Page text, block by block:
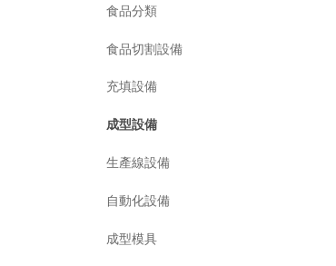
食品分類
食品切割設備
充填設備
成型設備
生產線設備
自動化設備
成型模具